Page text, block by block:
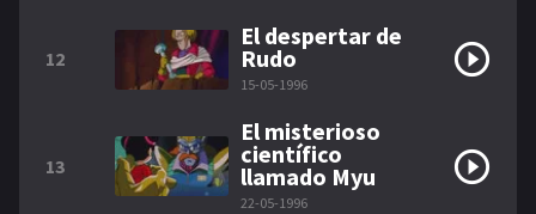
12
El despertar de
Rudo
15-05-1996
13
El misterioso
científico
llamado Myu
22-05-1996